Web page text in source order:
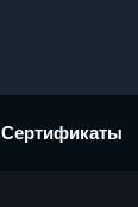
Сертификаты